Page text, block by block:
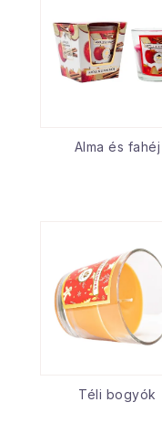
Alma és fahéj
Téli bogyók